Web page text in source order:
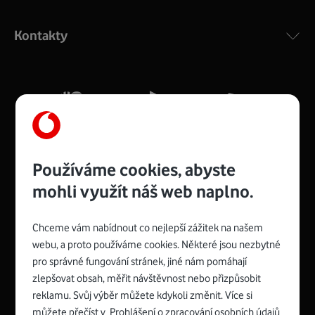
silný signál pro celou domácnost. Kompaktní rozměry 21
Více o COMPAL CH7465VF
Zyxel VMG8623-T50B:
Rozměry modemu jsou 16 x 22 x 7,5 cm (včetně stojánku)
a nabízí 4 gigabitové LAN porty a bezdrátové připojení Wi-
Spojte se s Vodafonem
Kontakty
Používáme cookies, abyste
mohli využít náš web naplno.
Chceme vám nabídnout co nejlepší zážitek na našem
webu, a proto používáme cookies. Některé jsou nezbytné
pro správné fungování stránek, jiné nám pomáhají
zlepšovat obsah, měřit návštěvnost nebo přizpůsobit
reklamu. Svůj výběr můžete kdykoli změnit. Více si
můžete přečíst v Prohlášení o zpracování osobních údajů